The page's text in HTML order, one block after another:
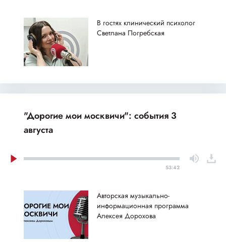
В гостях клинический психолог
Светлана Погребская
"Дорогие мои москвичи": события 3
августа
53:42
Авторская музыкально-
информационная программа
Алексея Дорохова